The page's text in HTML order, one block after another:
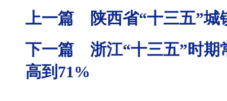
上一篇 陕西省“十三五”城
下一篇 浙江“十三五”时期
高到71%